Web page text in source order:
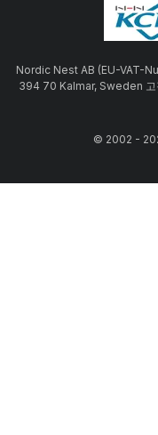
Nordic Nest AB (EU-VAT-
394 70 Kalmar, Sweden 고
© 2002 -